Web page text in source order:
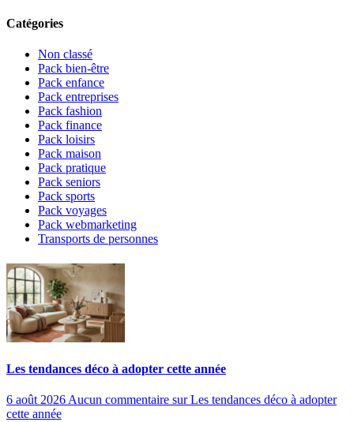
Catégories
Non classé
Pack bien-être
Pack enfance
Pack entreprises
Pack fashion
Pack finance
Pack loisirs
Pack maison
Pack pratique
Pack seniors
Pack sports
Pack voyages
Pack webmarketing
Transports de personnes
Les tendances déco à adopter cette année
6 août 2026 Aucun commentaire sur Les tendances déco à adopter
cette année